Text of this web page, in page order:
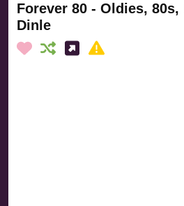
Forever 80 - Oldies, 80s,
Dinle